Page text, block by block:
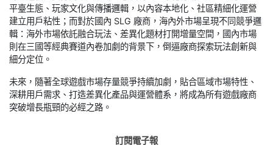
平臺生態、玩家文化與傳播邏輯，以內容本地化、社區精細化運營
建立用戶粘性；而對於國內 SLG 廠商，海內外市場呈現不同競爭邏
輯：海外市場依託融合玩法、差異化題材打開增量空間，國內市場
則在三國等經典賽道內卷加劇的背景下，倒逼廠商探索玩法創新與
細分定位。
未來，隨著全球遊戲市場存量競爭持續加劇，貼合區域市場特性、
深耕用戶需求、打造差異化產品與運營體系，將成為所有遊戲廠商
突破增長瓶頸的必經之路。
訂閱電子報